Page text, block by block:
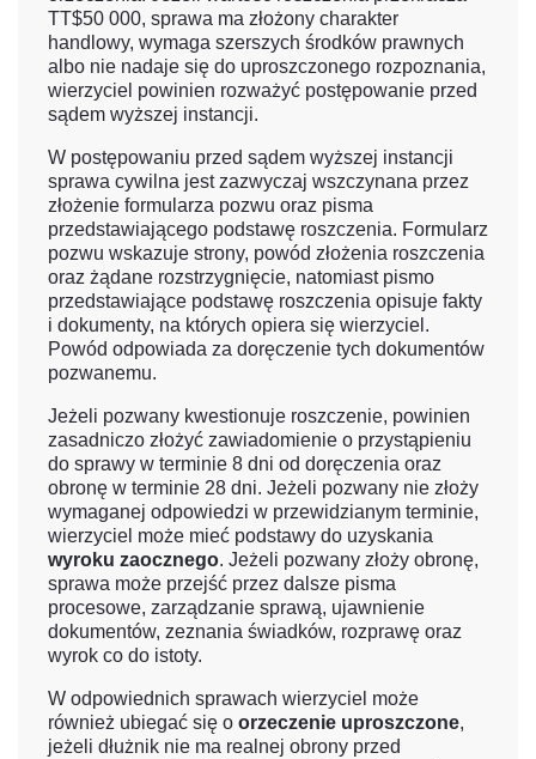
TT$50 000, sprawa ma złożony charakter
handlowy, wymaga szerszych środków prawnych
albo nie nadaje się do uproszczonego rozpoznania,
wierzyciel powinien rozważyć postępowanie przed
sądem wyższej instancji.
W postępowaniu przed sądem wyższej instancji
sprawa cywilna jest zazwyczaj wszczynana przez
złożenie formularza pozwu oraz pisma
przedstawiającego podstawę roszczenia. Formularz
pozwu wskazuje strony, powód złożenia roszczenia
oraz żądane rozstrzygnięcie, natomiast pismo
przedstawiające podstawę roszczenia opisuje fakty
i dokumenty, na których opiera się wierzyciel.
Powód odpowiada za doręczenie tych dokumentów
pozwanemu.
Jeżeli pozwany kwestionuje roszczenie, powinien
zasadniczo złożyć zawiadomienie o przystąpieniu
do sprawy w terminie 8 dni od doręczenia oraz
obronę w terminie 28 dni. Jeżeli pozwany nie złoży
wymaganej odpowiedzi w przewidzianym terminie,
wierzyciel może mieć podstawy do uzyskania
wyroku zaocznego. Jeżeli pozwany złoży obronę,
sprawa może przejść przez dalsze pisma
procesowe, zarządzanie sprawą, ujawnienie
dokumentów, zeznania świadków, rozprawę oraz
wyrok co do istoty.
W odpowiednich sprawach wierzyciel może
również ubiegać się o orzeczenie uproszczone,
jeżeli dłużnik nie ma realnej obrony przed